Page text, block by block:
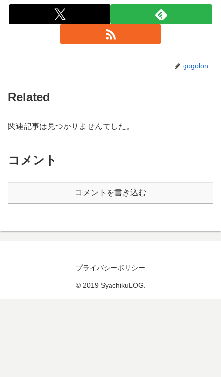
gogolon
Related
関連記事は見つかりませんでした。
コメント
コメントを書き込む
プライバシーポリシー
© 2019 SyachikuLOG.